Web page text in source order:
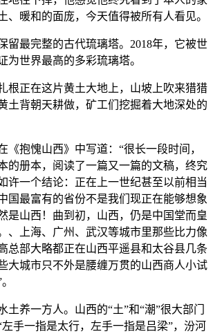
、暖和的面庞，今天值得被所有人看见。
最完整的古代琉璃塔。2018年，它被世
为世界最高的多彩琉璃塔。
正在这片黄土大地上，山坡上吹来猎猎
土背朝天耕做，矿工们挖掘着大地深处的
抱愧山西》中写道：“很长一段时间，
的册本，阅读了一篇又一篇的文稿，终究
许一个结论：正在上一世纪甚至以前相当
国最富有的省份不是我们现正在能够想象
是山西！曲到初，山西，仍是中国堂而皇
、上海、广州、武汉等城市里那些比力像
总部大略都正在山西平遥县和太谷县几条
大城市只不外是腰缠万贯的山西商人小试
养一方人。山西的“土”和“潮”很大部门
手一指是太行，左手一指是吕梁”，汾河